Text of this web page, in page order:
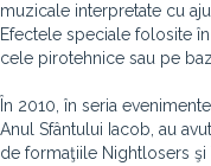
muzicale interpretate cu
Efectele speciale folosite
cele pirotehnice sau pe
În 2010, în seria
Anul Sfântului Iacob, au
de formaţiile Nightlosers